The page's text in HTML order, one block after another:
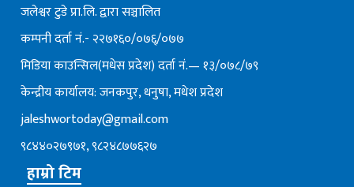
जलेश्वर टुडे प्रा.लि. द्वारा सञ्चालित
कम्पनी दर्ता नं.- २२७१६०/०७६्/०७७
मिडिया काउन्सिल(मधेस प्रदेश) दर्ता नं.— १३/०७८/७९
केन्द्रीय कार्यालय: जनकपुर, धनुषा, मधेश प्रदेश
jaleshwortoday@gmail.com
९८४४०२७९७१, ९८२४८७७६२७
हाम्रो टिम